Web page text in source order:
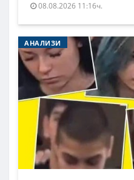
08.08.2026 11:16ч.
АНАЛИЗИ